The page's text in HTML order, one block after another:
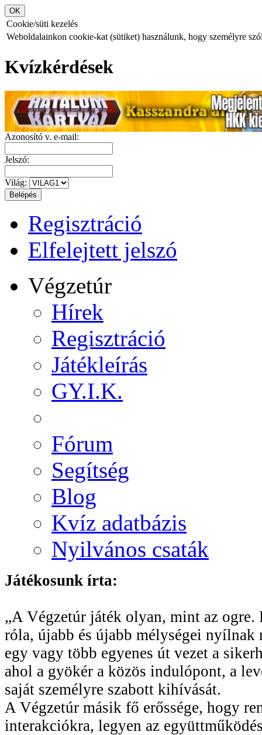
Cookie/süti kezelés
Weboldalainkon cookie-kat (sütiket) használunk, hogy személyre
Kvízkérdések
Azonosító v. e-mail:
Jelszó:
Világ:
Regisztráció
Elfelejtett jelszó
Végzetúr
Hírek
Regisztráció
Játékleírás
GY.I.K.
Fórum
Segítség
Blog
Kvíz adatbázis
Nyilvános csaták
Játékosunk írta:
„A Végzetúr játék olyan, mint az
róla, újabb és újabb mélységei
egy vagy több egyenes út vezet a
ahol a gyökér a közös indulópont, a
saját személyre szabott kihívását.
A Végzetúr másik fő erőssége, hogy
interakciókra, legyen az